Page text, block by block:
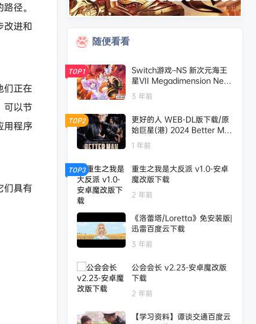
径。
改进和
们正在
可以节
用程序
们具有
随便看看
TOP1
Switch游戏–NS 新次元海王
星VII Megadimension Nept
unia VII 中文,百度云下载
3 年前
TOP2
更好的人 WEB-DL版下载/原
始巨星(港) 2024 Better Ma
n 24.3G
1 年前
TOP3
重生之我是大反派 v1.0-安卓
魔改版下载
2 年前
《洛蕾塔/Loretta》免安装版|
迅雷百度云下载
3 年前
公会会长 v2.23-安卓魔改版
下载
2 年前
【学习资料】谭谈交通百度云